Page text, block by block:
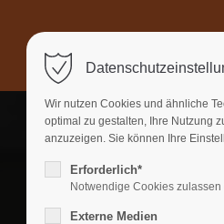
Support
ipsum dolor sit amet:
24h
Wir nutzen Cookies und ähnliche
optimal zu gestalten, Ihre Nutzung
anzuzeigen. Sie können Ihre
Erforderlich*
Notwendige Cookies
Externe Medien